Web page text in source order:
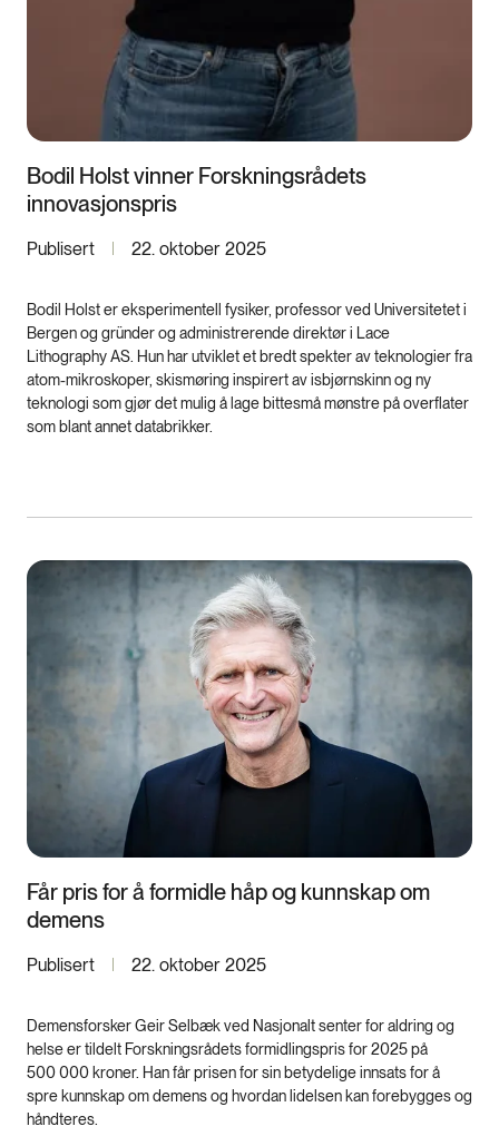
Bodil Holst vinner Forskningsrådets
innovasjonspris
Bodil Holst er eksperimentell fysiker, professor ved Universitetet i
Bergen og gründer og administrerende direktør i Lace
Lithography AS. Hun har utviklet et bredt spekter av teknologier fra
atom-mikroskoper, skismøring inspirert av isbjørnskinn og ny
teknologi som gjør det mulig å lage bittesmå mønstre på overflater
som blant annet databrikker.
Publisert 22. oktober 2025
Får pris for å formidle håp og kunnskap om
demens
Demensforsker Geir Selbæk ved Nasjonalt senter for aldring og
helse er tildelt Forskningsrådets formidlingspris for 2025 på
500 000 kroner. Han får prisen for sin betydelige innsats for å
spre kunnskap om demens og hvordan lidelsen kan forebygges og
håndteres.
Publisert 22. oktober 2025